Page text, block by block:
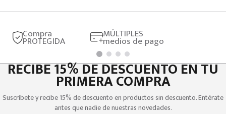
Compra
PROTEGIDA
MÚLTIPLES
medios de pago
RECIBE 15% DE DESCUENTO EN TU
PRIMERA COMPRA
Suscríbete y recibe 15% de descuento en productos sin descuento. Entérate
antes que nadie de nuestras novedades.